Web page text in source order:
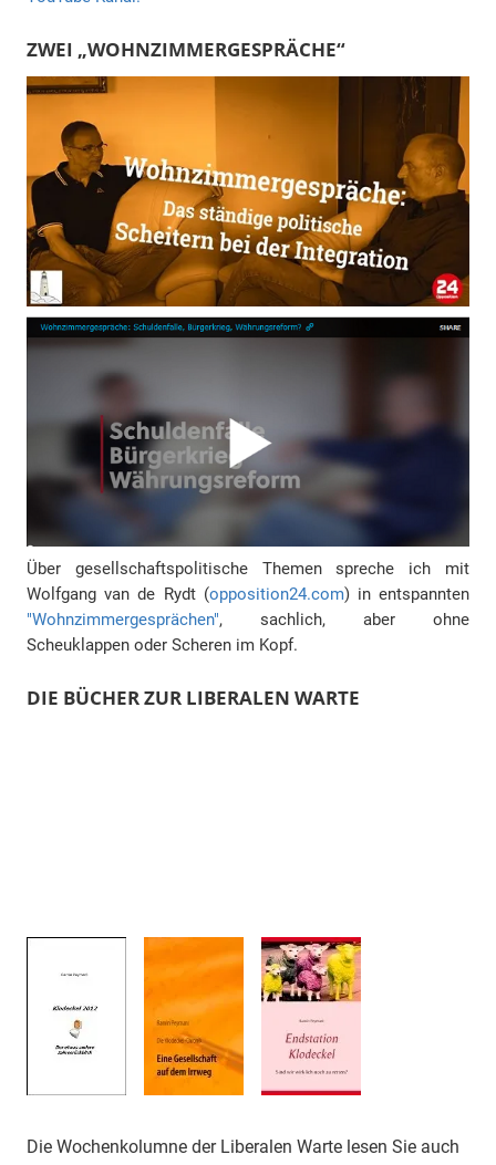
ZWEI „WOHNZIMMERGESPRÄCHE“
Über gesellschaftspolitische Themen spreche ich mit
Wolfgang van de Rydt (opposition24.com) in entspannten
"Wohnzimmergesprächen", sachlich, aber ohne
Scheuklappen oder Scheren im Kopf.
DIE BÜCHER ZUR LIBERALEN WARTE
Die Wochenkolumne der Liberalen Warte lesen Sie auch